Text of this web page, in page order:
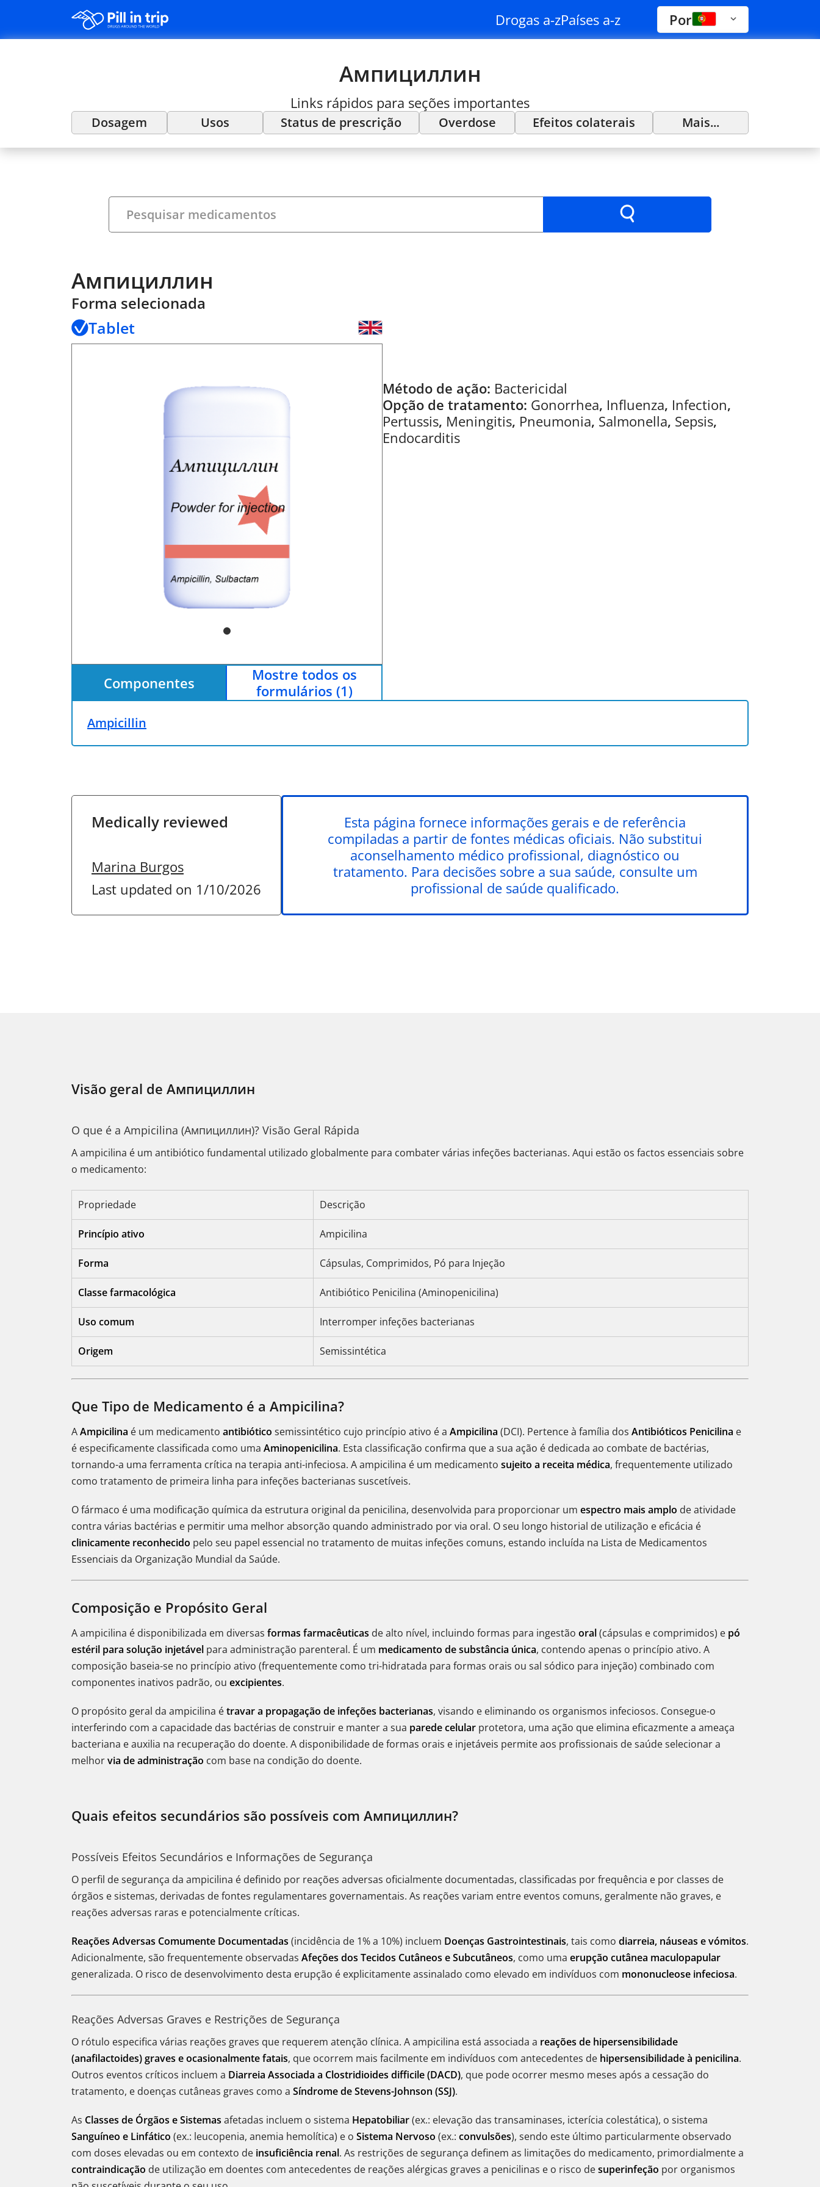
Drogas a-zPaíses a-z Por
Ампициллин
Links rápidos para seções importantes
Dosagem Usos Status de prescrição Overdose Efeitos colaterais Mais...
Ампициллин
Forma selecionada
Tablet
Componentes
Mostre todos os
formulários (1)
Método de ação: Bactericidal
Opção de tratamento: Gonorrhea, Influenza, Infection,
Pertussis, Meningitis, Pneumonia, Salmonella, Sepsis,
Endocarditis
Ampicillin
Medically reviewed
Marina Burgos
Last updated on 1/10/2026
Esta página fornece informações gerais e de referência
compiladas a partir de fontes médicas oficiais. Não substitui
aconselhamento médico profissional, diagnóstico ou
tratamento. Para decisões sobre a sua saúde, consulte um
profissional de saúde qualificado.
Visão geral de Ампициллин
O que é a Ampicilina (Ампициллин)? Visão Geral Rápida
A ampicilina é um antibiótico fundamental utilizado globalmente para combater várias infeções bacterianas. Aqui estão os factos essenciais sobre
o medicamento:
Propriedade Descrição
Princípio ativo Ampicilina
Forma Cápsulas, Comprimidos, Pó para Injeção
Classe farmacológica Antibiótico Penicilina (Aminopenicilina)
Uso comum Interromper infeções bacterianas
Origem Semissintética
Que Tipo de Medicamento é a Ampicilina?
AAmpicilina é um medicamento antibiótico semissintético cujo princípio ativo é a Ampicilina (DCI). Pertence à família dos Antibióticos Penicilina e
é especificamente classificada como uma Aminopenicilina. Esta classificação confirma que a sua ação é dedicada ao combate de bactérias,
tornando-a uma ferramenta crítica na terapia anti-infeciosa. A ampicilina é um medicamento sujeito a receita médica, frequentemente utilizado
como tratamento de primeira linha para infeções bacterianas suscetíveis.
O fármaco é uma modificação química da estrutura original da penicilina, desenvolvida para proporcionar um espectro mais amplo de atividade
contra várias bactérias e permitir uma melhor absorção quando administrado por via oral. O seu longo historial de utilização e eficácia é
clinicamente reconhecido pelo seu papel essencial no tratamento de muitas infeções comuns, estando incluída na Lista de Medicamentos
Essenciais da Organização Mundial da Saúde.
Composição e Propósito Geral
A ampicilina é disponibilizada em diversas formas farmacêuticas de alto nível, incluindo formas para ingestão oral(cápsulas e comprimidos) e pó
estéril para solução injetável para administração parenteral. É um medicamento de substância única, contendo apenas o princípio ativo. A
composição baseia-se no princípio ativo (frequentemente como tri-hidratada para formas orais ou sal sódico para injeção) combinado com
componentes inativos padrão, ou excipientes.
O propósito geral da ampicilina étravar a propagação de infeções bacterianas, visando e eliminando os organismos infeciosos. Consegue-o
interferindo com a capacidade das bactérias de construir e manter a sua parede celular protetora, uma ação que elimina eficazmente a ameaça
bacteriana e auxilia na recuperação do doente. A disponibilidade de formas orais e injetáveis permite aos profissionais de saúde selecionar a
melhorvia de administração com base na condição do doente.
Quais efeitos secundários são possíveis com Ампициллин?
Possíveis Efeitos Secundários e Informações de Segurança
O perfil de segurança da ampicilina é definido por reações adversas oficialmente documentadas, classificadas por frequência e por classes de
órgãos e sistemas, derivadas de fontes regulamentares governamentais. As reações variam entre eventos comuns, geralmente não graves, e
reações adversas raras e potencialmente críticas.
Reações Adversas Comumente Documentadas (incidência de 1% a 10%) incluem Doenças Gastrointestinais, tais como diarreia, náuseas e vómitos.
Adicionalmente, são frequentemente observadas Afeções dos Tecidos Cutâneos e Subcutâneos, como uma erupção cutânea maculopapular
generalizada. O risco de desenvolvimento desta erupção é explicitamente assinalado como elevado em indivíduos com mononucleose infeciosa.
Reações Adversas Graves e Restrições de Segurança
O rótulo especifica várias reações graves que requerem atenção clínica. A ampicilina está associada a reações de hipersensibilidade
(anafilactoides) graves e ocasionalmente fatais, que ocorrem mais facilmente em indivíduos com antecedentes de hipersensibilidade à penicilina.
Outros eventos críticos incluem a Diarreia Associada a Clostridioides difficile (DACD), que pode ocorrer mesmo meses após a cessação do
tratamento, e doenças cutâneas graves como a Síndrome de Stevens-Johnson (SSJ).
As Classes de Órgãos e Sistemas afetadas incluem o sistema Hepatobiliar(ex.: elevação das transaminases, icterícia colestática), o sistema
Sanguíneo e Linfático (ex.: leucopenia, anemia hemolítica) e o Sistema Nervoso (ex.: convulsões), sendo este último particularmente observado
com doses elevadas ou em contexto de insuficiência renal. As restrições de segurança definem as limitações do medicamento, primordialmente a
contraindicação de utilização em doentes com antecedentes de reações alérgicas graves a penicilinas e o risco desuperinfeção por organismos